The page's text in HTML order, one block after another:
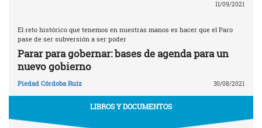
11/09/2021
El reto histórico que tenemos en nuestras manos es hacer que el Paro
pase de ser subversión a ser poder
Parar para gobernar: bases de agenda para un
nuevo gobierno
Piedad Córdoba Ruíz 30/08/2021
LIBROS Y DOCUMENTOS